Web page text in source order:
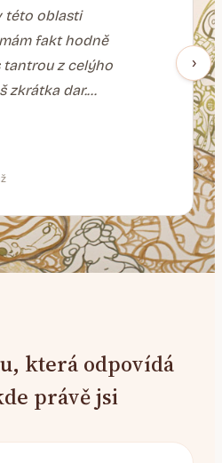
této oblasti
fakt hodně
tantrou z celýho
zkrátka dar.
›
která odpovídá
právě jsi